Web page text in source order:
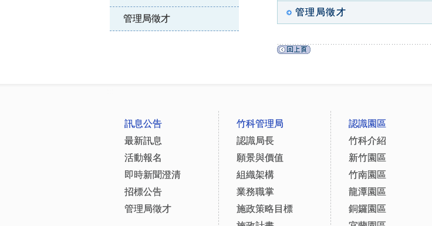
管理局徵才
管理局徵才
訊息公告
最新訊息
活動報名
即時新聞澄清
招標公告
管理局徵才
竹科管理局
認識局長
願景與價值
組織架構
業務職掌
施政策略目標
認識園區
竹科介紹
新竹園區
竹南園區
龍潭園區
銅鑼園區